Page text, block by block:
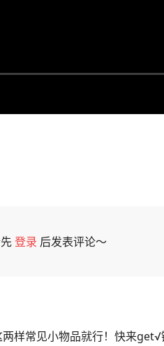
登录 后发表评论～
样常见小物品就行！快来